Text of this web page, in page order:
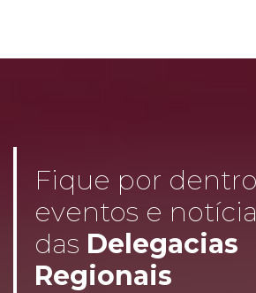
Fique por
eventos e
das Delegacias
Regionais